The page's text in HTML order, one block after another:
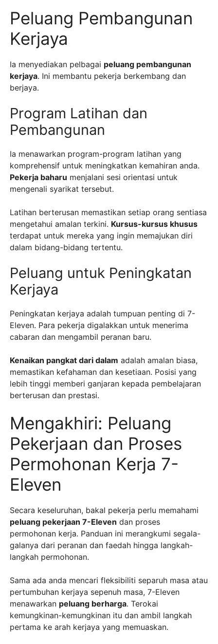
Peluang Pembangunan
Kerjaya
Ia menyediakan pelbagai peluang pembangunan
kerjaya. Ini membantu pekerja berkembang dan
berjaya.
Program Latihan dan
Pembangunan
Ia menawarkan program-program latihan yang
komprehensif untuk meningkatkan kemahiran anda.
Pekerja baharu menjalani sesi orientasi untuk
mengenali syarikat tersebut.
Latihan berterusan memastikan setiap orang sentiasa
mengetahui amalan terkini. Kursus-kursus khusus
terdapat untuk mereka yang ingin memajukan diri
dalam bidang-bidang tertentu.
Peluang untuk Peningkatan
Kerjaya
Peningkatan kerjaya adalah tumpuan penting di 7-
Eleven. Para pekerja digalakkan untuk menerima
cabaran dan mengambil peranan baru.
Kenaikan pangkat dari dalam adalah amalan biasa,
memastikan kefahaman dan kesetiaan. Posisi yang
lebih tinggi memberi ganjaran kepada pembelajaran
berterusan dan prestasi.
Mengakhiri: Peluang
Pekerjaan dan Proses
Permohonan Kerja 7-
Eleven
Secara keseluruhan, bakal pekerja perlu memahami
peluang pekerjaan 7-Eleven dan proses
permohonan kerja. Panduan ini merangkumi segala-
galanya dari peranan dan faedah hingga langkah-
langkah permohonan.
Sama ada anda mencari fleksibiliti separuh masa atau
pertumbuhan kerjaya sepenuh masa, 7-Eleven
menawarkan peluang berharga. Terokai
kemungkinan-kemungkinan itu dan ambil langkah
pertama ke arah kerjaya yang memuaskan.